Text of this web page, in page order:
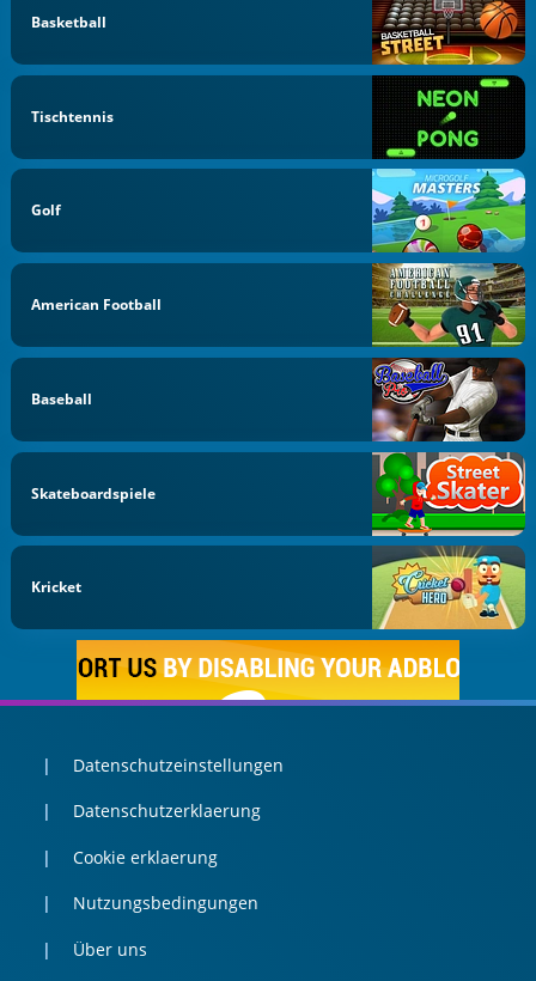
Basketball
Tischtennis
Golf
American Football
Baseball
Skateboardspiele
Kricket
Datenschutzeinstellungen
Datenschutzerklaerung
Cookie erklaerung
Nutzungsbedingungen
Über uns